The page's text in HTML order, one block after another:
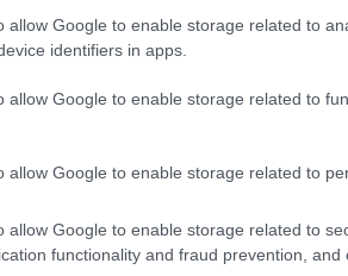
allow Google to enable storage related to
identifiers in apps.
allow Google to enable storage related to
allow Google to enable storage related to
allow Google to enable storage related to
functionality and fraud prevention, and
και τα ενετικά
κόβει την ανάσα, ψηλά από την
αυλές, τα ζευγαράκια που
όταν πέφτει η νύχτα, η
φεγγάρι να καθρεφτίζεται στο
αυτοί οι θρύλοι που έχεις